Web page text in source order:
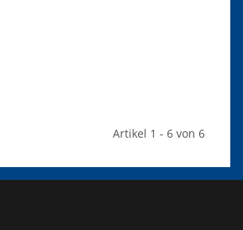
Artikel 1 - 6 von 6